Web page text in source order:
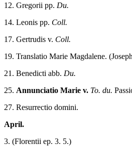
12. Gregorii pp. Du.
14. Leonis pp. Coll.
17. Gertrudis v. Coll.
19. Translatio Marie Magdalene.
21. Benedicti abb. Du.
25. Annunciatio Marie v. To. du.
27. Resurrectio domini.
April.
3. (Florentii ep. 3. 5.)